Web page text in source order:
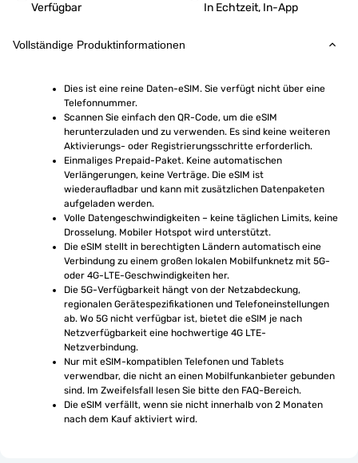
Verfügbar In Echtzeit, In-App
Vollständige Produktinformationen
Dies ist eine reine Daten-eSIM. Sie verfügt nicht über eine
Telefonnummer.
Scannen Sie einfach den QR-Code, um die eSIM
herunterzuladen und zu verwenden. Es sind keine weiteren
Aktivierungs- oder Registrierungsschritte erforderlich.
Einmaliges Prepaid-Paket. Keine automatischen
Verlängerungen, keine Verträge. Die eSIM ist
wiederaufladbar und kann mit zusätzlichen Datenpaketen
aufgeladen werden.
Volle Datengeschwindigkeiten – keine täglichen Limits, keine
Drosselung. Mobiler Hotspot wird unterstützt.
Die eSIM stellt in berechtigten Ländern automatisch eine
Verbindung zu einem großen lokalen Mobilfunknetz mit 5G-
oder 4G-LTE-Geschwindigkeiten her.
Die 5G-Verfügbarkeit hängt von der Netzabdeckung,
regionalen Gerätespezifikationen und Telefoneinstellungen
ab. Wo 5G nicht verfügbar ist, bietet die eSIM je nach
Netzverfügbarkeit eine hochwertige 4G LTE-
Netzverbindung.
Nur mit eSIM-kompatiblen Telefonen und Tablets
verwendbar, die nicht an einen Mobilfunkanbieter gebunden
sind. Im Zweifelsfall lesen Sie bitte den FAQ-Bereich.
Die eSIM verfällt, wenn sie nicht innerhalb von 2 Monaten
nach dem Kauf aktiviert wird.